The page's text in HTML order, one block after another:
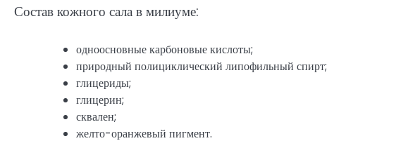
Состав кожного сала в милиуме:
одноосновные карбоновые кислоты;
природный полициклический липофильный спирт;
глицериды;
глицерин;
сквален;
желто-оранжевый пигмент.